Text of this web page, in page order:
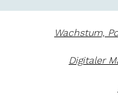
Wachstum,
Digitaler